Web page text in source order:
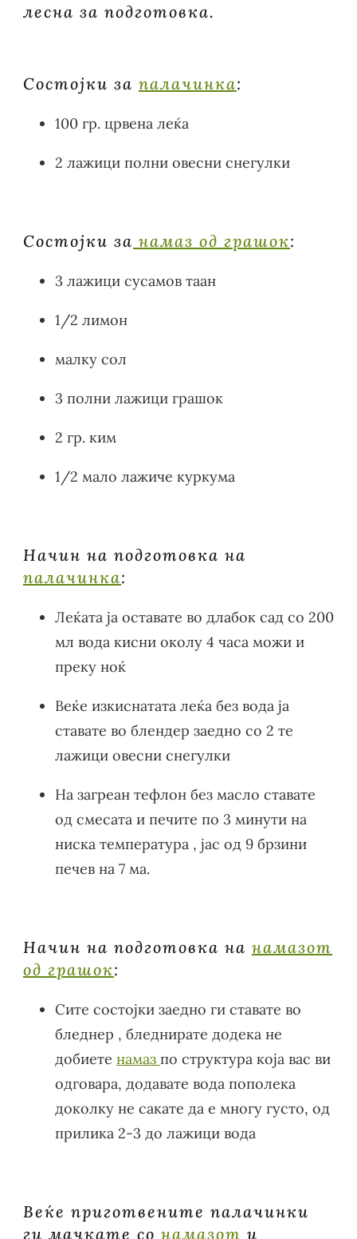
лесна за подготовка.
Состојки за палачинка:
100 гр. црвена леќа
2 лажици полни овесни снегулки
Состојки за намаз од грашок:
3 лажици сусамов таан
1/2 лимон
малку сол
3 полни лажици грашок
2 гр. ким
1/2 мало лажиче куркума
Начин на подготовка на
палачинка:
Леќата ја оставате во длабок сад со 200
мл вода кисни околу 4 часа можи и
преку ноќ
Веќе изкиснатата леќа без вода ја
ставате во блендер заедно со 2 те
лажици овесни снегулки
На загреан тефлон без масло ставате
од смесата и печите по 3 минути на
ниска температура , јас од 9 брзини
печев на 7 ма.
Начин на подготовка на намазот
од грашок:
Сите состојки заедно ги ставате во
бледнер , бледнирате додека не
добиете намаз по структура која вас ви
одговара, додавате вода пополека
доколку не сакате да е многу густо, од
прилика 2-3 до лажици вода
Веќе приготвените палачинки
ги мачкате со намазот и